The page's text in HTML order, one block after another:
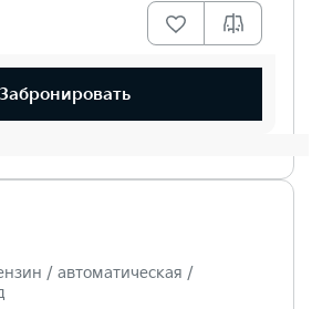
Забронировать
/ автоматическая /